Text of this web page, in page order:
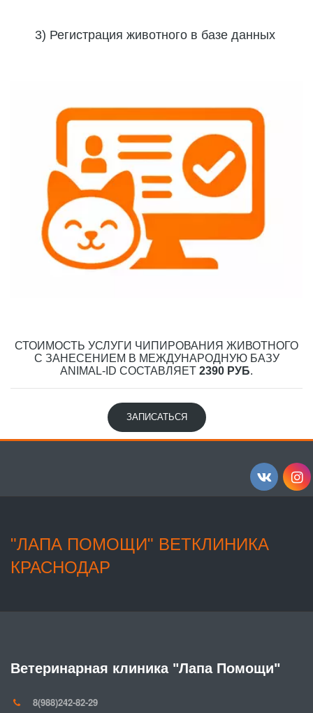
3) Регистрация животного в базе данных
СТОИМОСТЬ УСЛУГИ ЧИПИРОВАНИЯ ЖИВОТНОГО
С ЗАНЕСЕНИЕМ В МЕЖДУНАРОДНУЮ БАЗУ
ANIMAL-ID СОСТАВЛЯЕТ 2390 РУБ.
ЗАПИСАТЬСЯ
"ЛАПА ПОМОЩИ" ВЕТКЛИНИКА
КРАСНОДАР
Ветеринарная клиника "Лапа Помощи"
8(988)242-82-29